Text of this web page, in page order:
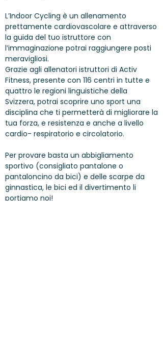
L’Indoor Cycling è un allenamento
prettamente cardiovascolare e attraverso
la guida del tuo istruttore con
l’immaginazione potrai raggiungere posti
meravigliosi.
Grazie agli allenatori istruttori di Activ
Fitness, presente con 116 centri in tutte e
quattro le regioni linguistiche della
Svizzera, potrai scoprire uno sport una
disciplina che ti permetterà di migliorare la
tua forza, e resistenza e anche a livello
cardio- respiratorio e circolatorio.
Per provare basta un abbigliamento
sportivo (consigliato pantalone o
pantaloncino da bici) e delle scarpe da
ginnastica, le bici ed il divertimento li
portiamo noi!